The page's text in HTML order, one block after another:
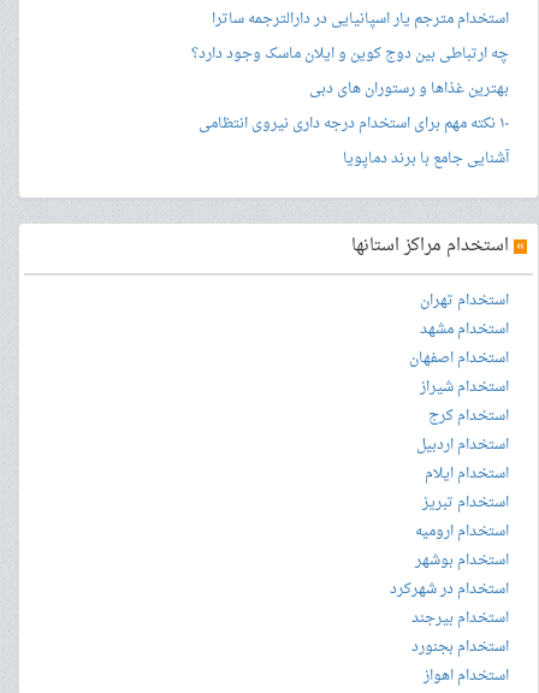
استخدام مترجم یار اسپانیایی در دارالترجمه ساترا
چه ارتباطی بین دوج کوین و ایلان ماسک وجود دارد؟
بهترین غذاها و رستوران های دبی
۱۰ نکته مهم برای استخدام درجه داری نیروی انتظامی
آشنایی جامع با برند دماپویا
» استخدام مراکز استانها
استخدام تهران
استخدام مشهد
استخدام اصفهان
استخدام شیراز
استخدام کرج
استخدام اردبیل
استخدام ایلام
استخدام تبریز
استخدام ارومیه
استخدام بوشهر
استخدام در شهرکرد
استخدام بیرجند
استخدام بجنورد
استخدام اهواز